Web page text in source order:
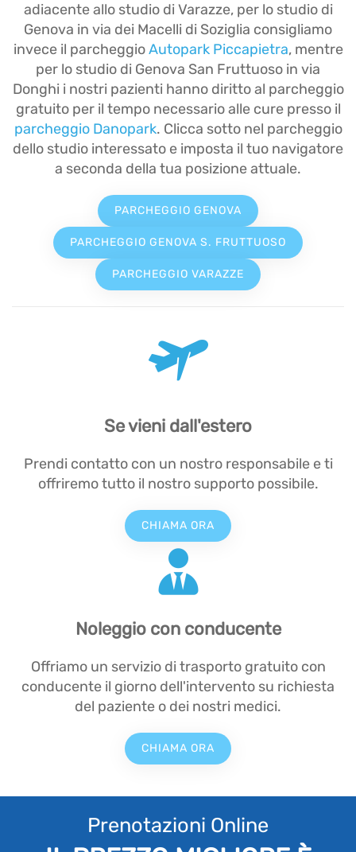
adiacente allo studio di Varazze, per lo studio di
Genova in via dei Macelli di Soziglia consigliamo
invece il parcheggioAutopark Piccapietra, mentre
per lo studio di Genova San Fruttuoso in via
Donghi i nostri pazienti hanno diritto al parcheggio
gratuito per il tempo necessario alle cure presso il
parcheggio Danopark. Clicca sotto nel parcheggio
dello studio interessato e imposta il tuo navigatore
a seconda della tua posizione attuale.
PARCHEGGIO GENOVA
PARCHEGGIO GENOVA S. FRUTTUOSO
PARCHEGGIO VARAZZE
Se vieni dall'estero
Prendi contatto con un nostro responsabile e ti
offriremo tutto il nostro supporto possibile.
CHIAMA ORA
Noleggio con conducente
Offriamo un servizio di trasporto gratuito con
conducente il giorno dell'intervento su richiesta
del paziente o dei nostri medici.
CHIAMA ORA
Prenotazioni Online